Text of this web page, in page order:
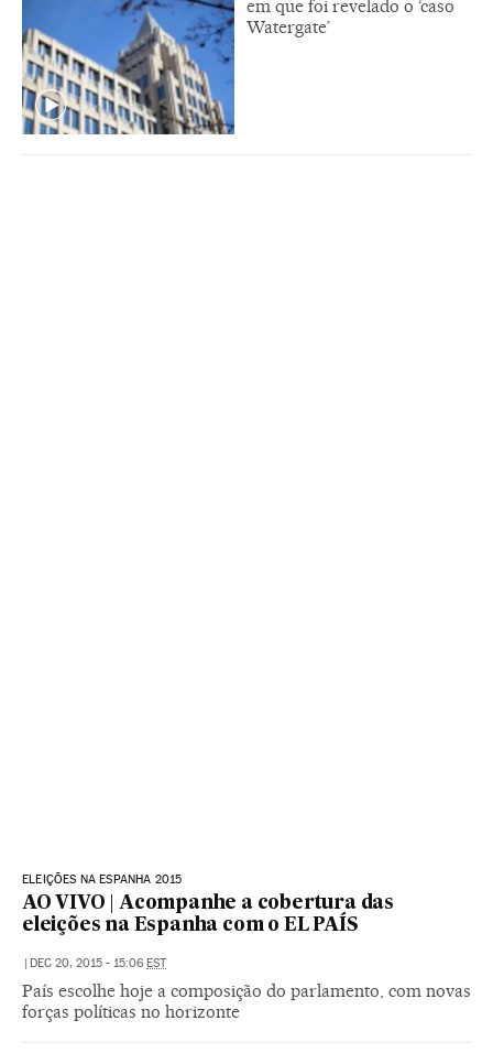
em que foi revelado o ‘caso
Watergate’
ELEIÇÕES NA ESPANHA 2015
AO VIVO | Acompanhe a cobertura das
eleições na Espanha com o EL PAÍS
| DEC 20, 2015 - 15:06 EST
País escolhe hoje a composição do parlamento, com novas
forças políticas no horizonte